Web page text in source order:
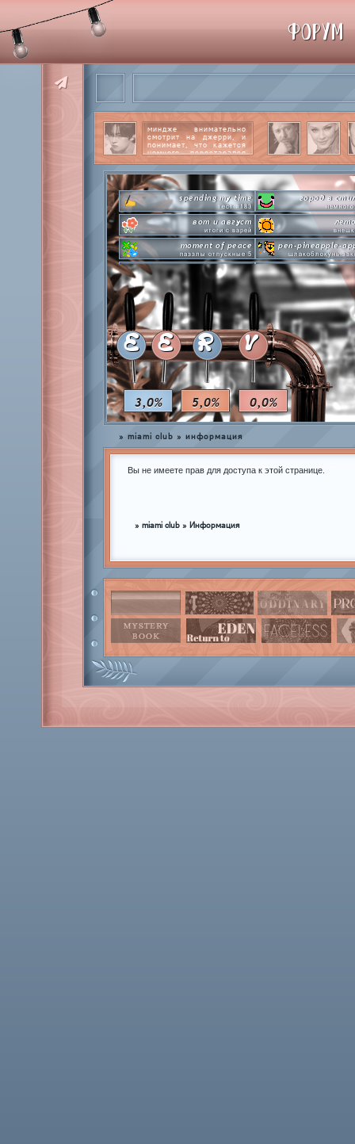
3,0% 5,0% 0,0%
миндже внимательно
смотрит на джерри, и
понимает, что кажется
немного перестарался
далее
spending my time
тест #183
город в
вот и август
итоги с варей
moment of peace
паззлы отпускные 5
pen-pineapple-
шлакоблокунь
hot n cold
охлаждаемся в клабграмме
сделай это
everyone's a star
покупаем звезды
time goes by
private emotion
с днем эмоций #4
hot
летняя
E E R V
ФОРУМ
» miami club » информация
Вы не имеете прав для доступа к этой странице.
» miami club » Информация